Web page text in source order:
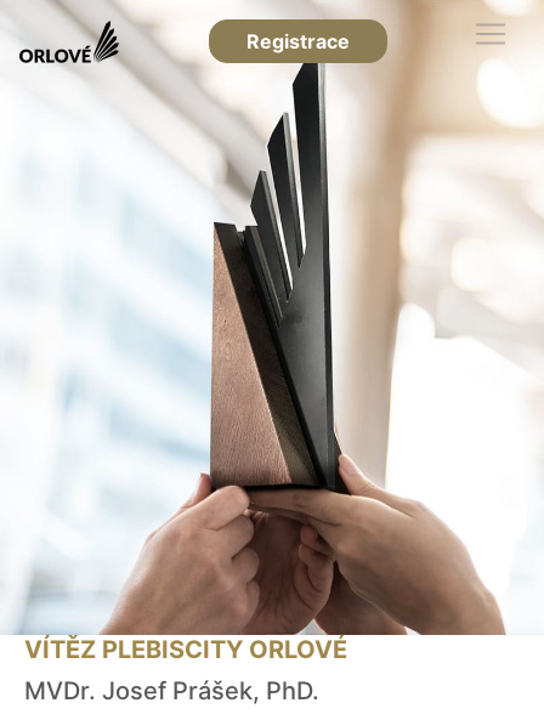
Registrace
VÍTĚZ PLEBISCITY ORLOVÉ
MVDr. Josef Prášek, PhD.